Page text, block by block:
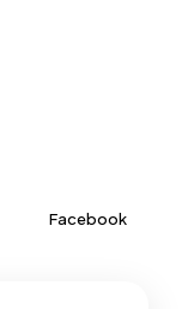
Facebook